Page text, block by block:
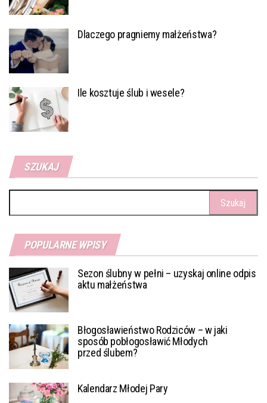
Dlaczego pragniemy małżeństwa?
Ile kosztuje ślub i wesele?
SZUKAJ
POPULARNE WPISY
Sezon ślubny w pełni – uzyskaj online odpis
aktu małżeństwa
Błogosławieństwo Rodziców – w jaki
sposób pobłogosławić Młodych
przed ślubem?
Kalendarz Młodej Pary